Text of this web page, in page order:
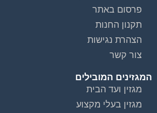
פרסום באתר
תקנון החנות
הצהרת נגישות
צור קשר
המגזינים המובילים
מגזין ועד הבית
מגזין בעלי מקצוע